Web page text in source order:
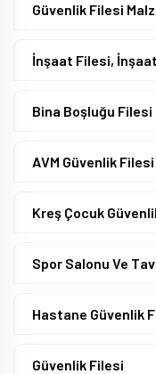
Güvenlik Filesi
İnşaat Filesi,
Bina Boşluğu Filesi
AVM Güvenlik Filesi
Kreş Çocuk
Spor Salonu Ve
Hastane Güvenlik
Güvenlik Filesi